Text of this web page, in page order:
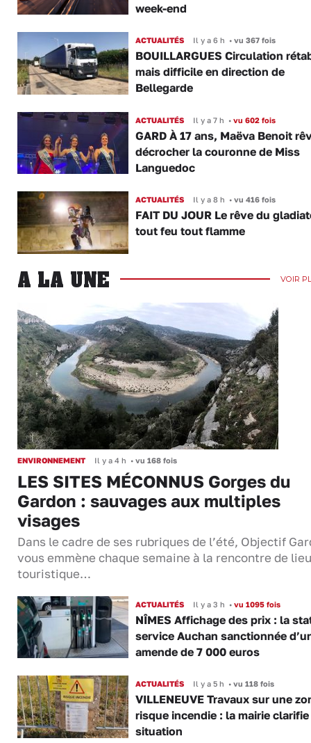
week-end
ACTUALITÉS Il y a 6 h •vu 367 fois
BOUILLARGUES Circulation
mais difficile en direction de
Bellegarde
ACTUALITÉS Il y a 7 h •vu 602 fois
GARD À 17 ans, Maëva Benoit
décrocher la couronne de Miss
Languedoc
ACTUALITÉS Il y a 8 h •vu 416 fois
FAIT DU JOUR Le rêve du
tout feu tout flamme
A LA UNE VOIR
ENVIRONNEMENT Il y a 4 h • vu 168 fois
LES SITES MÉCONNUS Gorges du
Gardon : sauvages aux multiples
visages
Dans le cadre de ses rubriques de l’été, Objectif
vous emmène chaque semaine à la rencontre de
touristique…
ACTUALITÉS Il y a 3 h •vu 1095 fois
NÎMES Affichage des prix : la
service Auchan sanctionnée
amende de 7 000 euros
ACTUALITÉS Il y a 5 h •vu 118 fois
VILLENEUVE Travaux sur une
risque incendie : la mairie
situation